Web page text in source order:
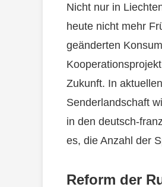
Nicht nur in
heute nicht mehr
geänderten
Zukunft. In
Senderlandschaft
in den deutsch-
es, die Anzahl der
Reform der